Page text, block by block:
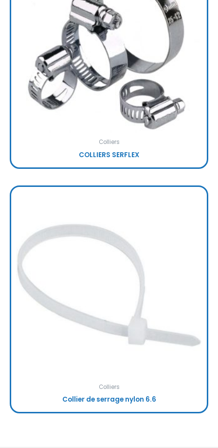
Colliers
COLLIERS SERFLEX
Colliers
Collier de serrage nylon 6.6